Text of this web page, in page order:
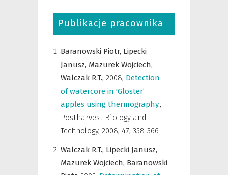
Publikacje pracownika
Baranowski Piotr, Lipecki
Janusz, Mazurek Wojciech,
Walczak R.T., 2008, Detection
of watercore in 'Gloster’
apples using thermography.,
Postharvest Biology and
Technology, 2008, 47, 358-366
Walczak R.T., Lipecki Janusz,
Mazurek Wojciech, Baranowski